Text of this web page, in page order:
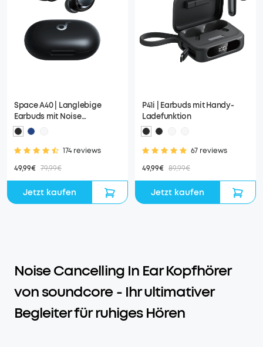
Space A40 | Langlebige
Earbuds mit Noise
Cancelling
174 reviews
49,99€ 79,99€
Jetzt kaufen
P41i | Earbuds mit Handy-
Ladefunktion
67 reviews
49,99€ 89,99€
Jetzt kaufen
Noise Cancelling In Ear Kopfhörer
von soundcore - Ihr ultimativer
Begleiter für ruhiges Hören